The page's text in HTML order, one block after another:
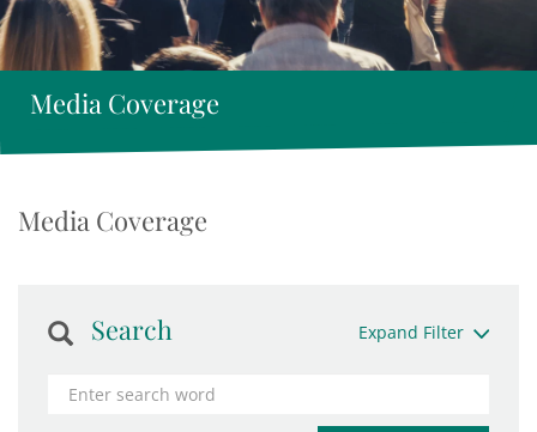
Media Coverage
Media Coverage
Search Expand Filter